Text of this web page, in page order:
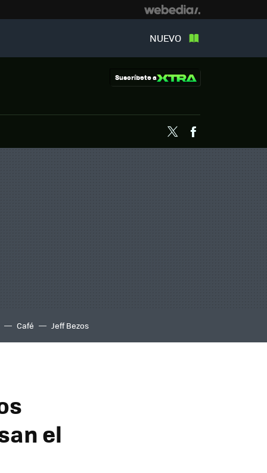
NUEVO
Suscríbete a
Twitter
Café Jeff Bezos
el